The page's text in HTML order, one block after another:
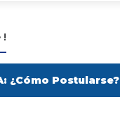
!
¿Cómo Postularse?